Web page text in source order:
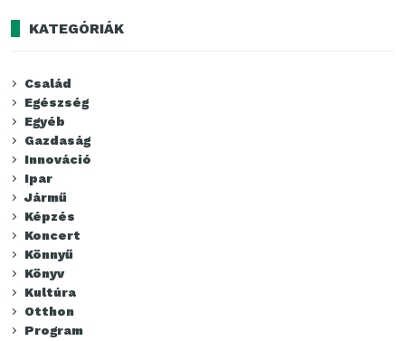
KATEGÓRIÁK
Család
Egészség
Egyéb
Gazdaság
Innováció
Ipar
Jármű
Képzés
Koncert
Könnyű
Könyv
Kultúra
Otthon
Program